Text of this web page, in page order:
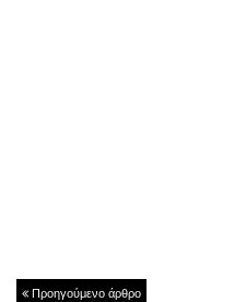
Προηγούμενο άρθρο